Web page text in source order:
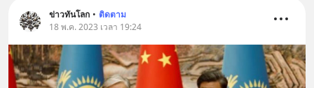
ข่าวทันโลก • ติดตาม
18 พ.ค. 2023 เวลา 19:24